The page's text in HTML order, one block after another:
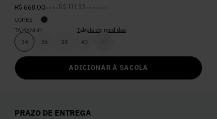
R$ 668,00 ou 6 x R$ 111 33 sem juros
CORES
TAMANHO
34
36 38 40
Tabela de medidas
ADICIONAR À SACOLA
PRAZO DE ENTREGA
1º Vestido
2 Roupas